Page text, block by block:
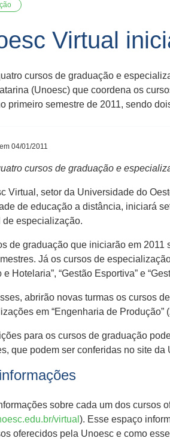
Virtual
cursos de graduação e
(Unoesc) que coordena os
primeiro semestre de 2011, sendo
04/01/2011
cursos de graduação e
Virtual, setor da Universidade do
de educação a distância, iniciará
de especialização.
de graduação que iniciarão em 2011
Já os cursos de
e Hotelaria”, “Gestão Esportiva” e
abrirão novas turmas os cursos
em “Engenharia de Produção”
para os cursos de graduação
que podem ser conferidas no site da
sobre cada um dos cursos
virtual ). Esse espaço
oferecidos pela Unoesc e como